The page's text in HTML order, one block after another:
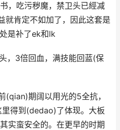
，吃污秽魔，禁卫头已經减
就肯定不如加了，因此这套是
是补了ek和lk
，3倍回血，满技能回蓝(保
期阔以用光的5全抗，
得到(dedao)了体现。大板
实蛮安全的。在更早的时期